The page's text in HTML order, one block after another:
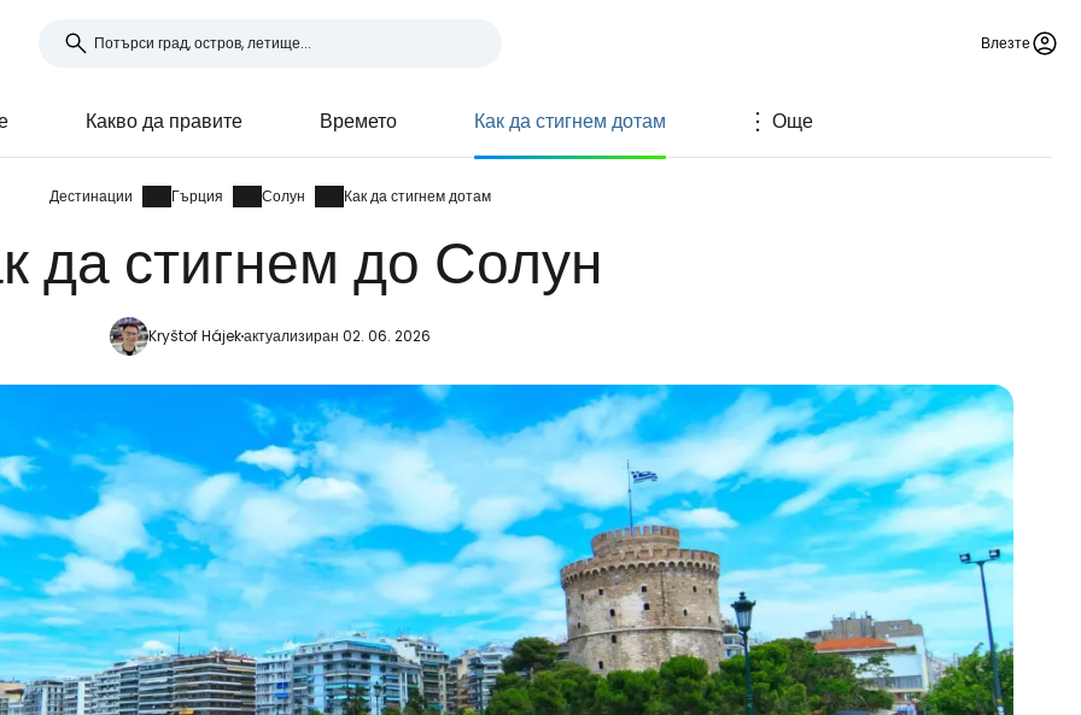
Влезте
Какво да правите Времето Как да стигнем дотам Още
Дестинации Гърция Солун Как да стигнем дотам
да стигнем до Солун
Kryštof Hájekактуализиран 02. 06. 2026